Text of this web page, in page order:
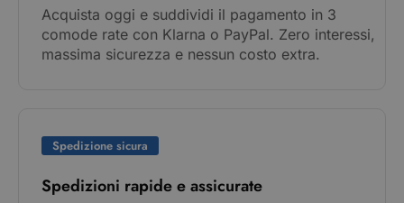
Acquista oggi e suddividi il pagamento in 3
comode rate con Klarna o PayPal. Zero interessi,
massima sicurezza e nessun costo extra.
Spedizione sicura
Spedizioni rapide e assicurate